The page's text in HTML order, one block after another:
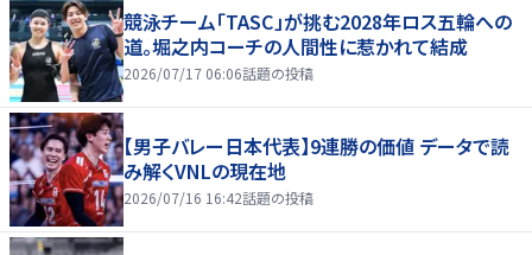
競泳チーム「TASC」が挑む2028年ロス五輪への
道。堀之内コーチの人間性に惹かれて結成
2026/07/17 06:06話題の投稿
【男子バレー日本代表】9連勝の価値 データで読
み解くVNLの現在地
2026/07/16 16:42話題の投稿